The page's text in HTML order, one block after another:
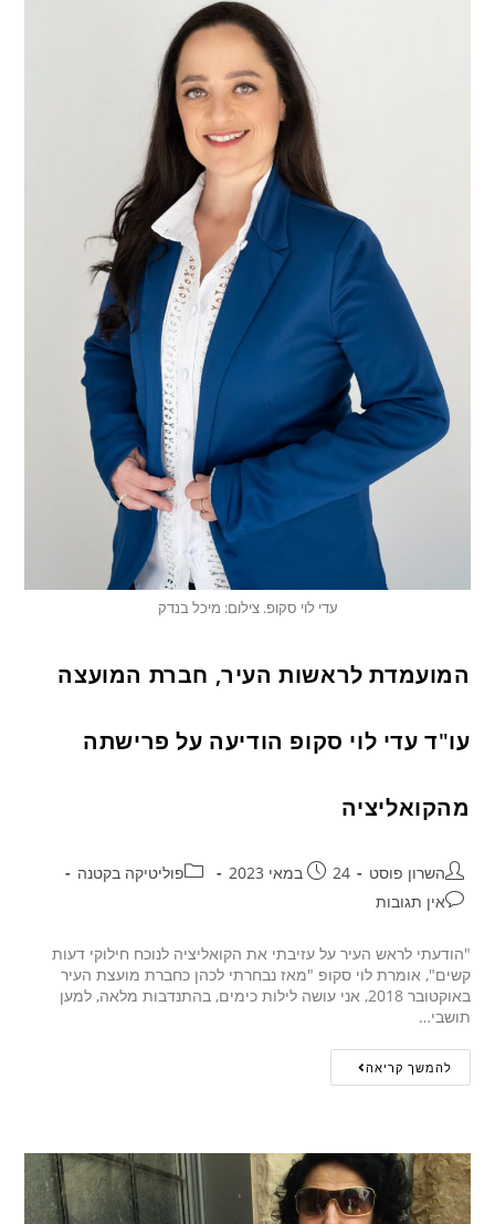
עדי לוי סקופ. צילום: מיכל בנדק
המועמדת לראשות העיר, חברת המועצה
עו"ד עדי לוי סקופ הודיעה על פרישתה
מהקואליציה
השרון פוסט 24 במאי 2023
פוליטיקה בקטנה
אין תגובות
"הודעתי לראש העיר על עזיבתי את הקואליציה לנוכח חילוקי דעות
קשים", אומרת לוי סקופ "מאז נבחרתי לכהן כחברת מועצת העיר
באוקטובר 2018, אני עושה לילות כימים, בהתנדבות מלאה, למען
תושבי…
להמשך קריאה